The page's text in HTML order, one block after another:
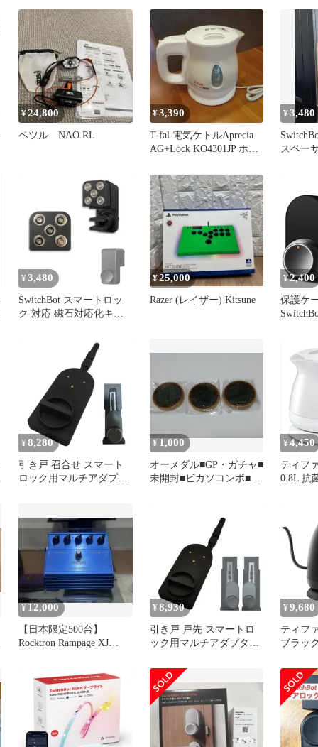
未使用 送料無料
認済】
¥24,800
ペツル NAO RL
¥3,390
T-fal 電気ケトルAprecia
AG+Lock KO4301JP ホワ
¥3,480
スペー
¥ 3,480
SwitchBot スマートロッ
ク 対応 磁石対応化キッ
¥25,000
Razer (レイザー) Kitsune
¥2,400
保護ケ
ク
認可能
い 防水
性 キズ
ド 指紋
ット オ
¥ 8,280
引き戸 召合せ スマート
ロック用マルチアダプタ
pro ロックプロ ロック
Ultra ロックウルトラ ロ
ックLite ロックライト
CANDYHOUSE キャンデ
ィハウス セサミ
7263304b
¥ 1,000
オーメダル■GP・ガチャ■
未開封■ビカソコンボ■エ
¥ 4,450
ティフ
0.8L 抗
¥ 12,000
【日本限定500台】
Rocktron Rampage XJ
¥ 8,930
引き戸 戸先 スマートロ
ック用マルチアダプター
ボット ロック ロックpro
ロックプロ ロックUltra
ロックウルトラ ロック
Lite ロックライト
CANDYHOUSE キャンデ
ィハウス セサミ SESAM
¥ 9,680
ティフ
ブラッ